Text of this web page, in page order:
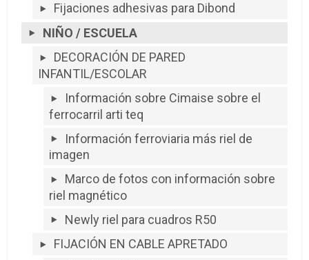
Fijaciones adhesivas para Dibond
NIÑO / ESCUELA
DECORACIÓN DE PARED
INFANTIL/ESCOLAR
Información sobre Cimaise sobre el
ferrocarril arti teq
Información ferroviaria más riel de
imagen
Marco de fotos con información sobre
riel magnético
Newly riel para cuadros R50
FIJACIÓN EN CABLE APRETADO